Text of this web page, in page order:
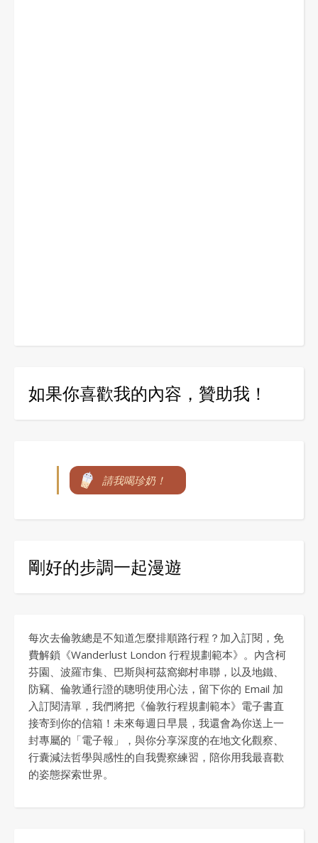
如果你喜歡我的內容，贊助我！
請我喝珍奶！
剛好的步調一起漫遊
每次去倫敦總是不知道怎麼排順路行程？加入訂閱，免
費解鎖《Wanderlust London 行程規劃範本》。內含柯
芬園、波羅市集、巴斯與柯茲窩鄉村串聯，以及地鐵、
防竊、倫敦通行證的聰明使用心法，留下你的 Email 加
入訂閱清單，我們將把《倫敦行程規劃範本》電子書直
接寄到你的信箱！未來每週日早晨，我還會為你送上一
封專屬的「電子報」，與你分享深度的在地文化觀察、
行囊減法哲學與感性的自我覺察練習，陪你用我最喜歡
的姿態探索世界。